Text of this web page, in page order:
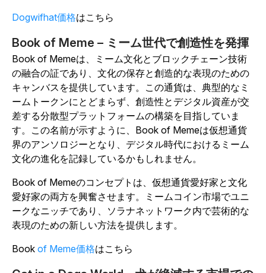
Dogwifhat価格はこちら
Book of Meme – ミーム世代で創造性を発揮
Book of Memeは、ミーム文化とブロックチェーン技術
の融合の証であり、文化の保存と創造的な表現のための
キャンバスを提供しています。この通貨は、典型的なミ
ームトークンにとどまらず、創造性とデジタル資産が交
差する分散型プラットフォームの構築を目指していま
す。この名前が示すように、Book of Memeは仮想通貨
界のアンソロジーとなり、デジタル時代におけるミーム
文化の進化を記録しているかもしれません。
Book of Memeのコンセプトは、仮想通貨愛好家と文化
愛好家の両方を興奮させます。ミームコイン市場でユニ
ークなニッチであり、ソラナネットワーク内で芸術的な
表現のための新しい方法を提供します。
Book of Meme価格はこちら